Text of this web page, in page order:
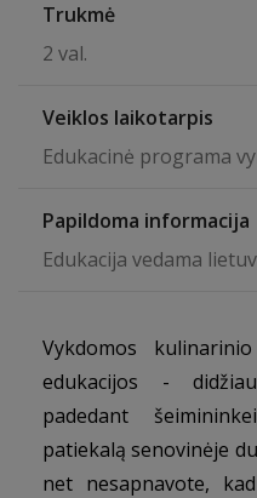
Trukmė
2 val.
Veiklos laikotarpis
Edukacinė programa
Papildoma informacija
Edukacija vedama
Vykdomos
edukacijos -
padedant
patiekalą senovinėje
net nesapnavote,